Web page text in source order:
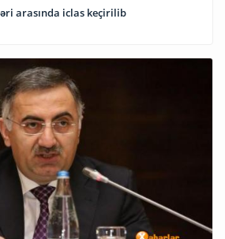
arasında iclas keçirilib